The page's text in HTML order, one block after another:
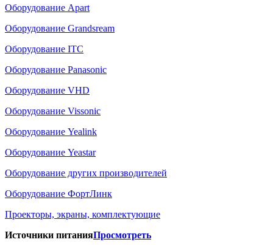
Оборудование Apart
Оборудование Grandsream
Оборудование ITC
Оборудование Panasonic
Оборудование VHD
Оборудование Vissonic
Оборудование Yealink
Оборудование Yeastar
Оборудование других производителей
Оборудование ФортЛинк
Проекторы, экраны, комплектующие
Источники питанияПросмотреть